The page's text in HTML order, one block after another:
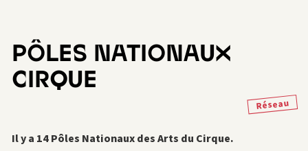
PÔLES NATIONAUX
CIRQUE
Réseau
Il y a 14 Pôles Nationaux des Arts du Cirque.